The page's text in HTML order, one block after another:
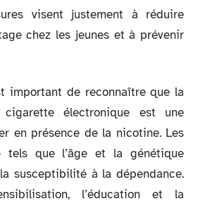
visent justement à réduire
chez les jeunes et à prévenir
important de reconnaître que la
électronique est une
en présence de la nicotine. Les
tels que l’âge et la génétique
susceptibilité à la dépendance.
l’éducation et la